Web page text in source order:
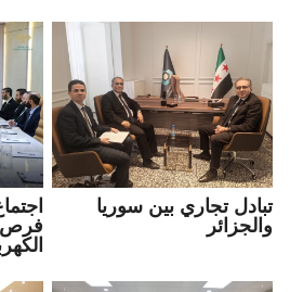
تبادل تجاري بين سوريا
والجزائر
فرص